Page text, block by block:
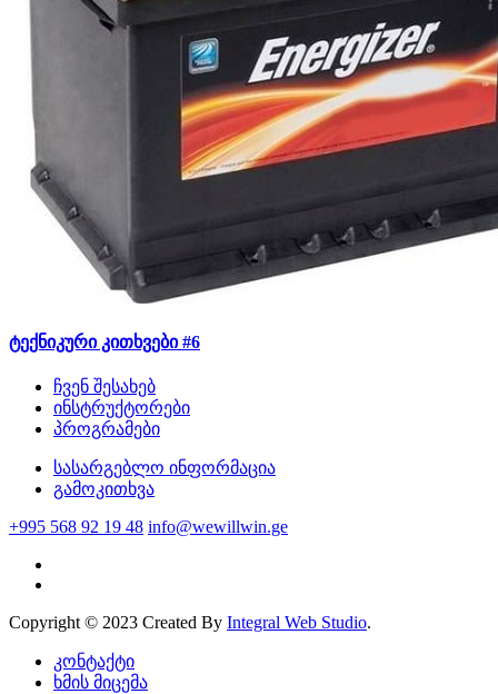
ტექნიკური კითხვები #6
ჩვენ შესახებ
ინსტრუქტორები
პროგრამები
სასარგებლო ინფორმაცია
გამოკითხვა
+995 568 92 19 48 info@wewillwin.ge
Copyright © 2023 Created By Integral Web Studio.
კონტაქტი
ხმის მიცემა